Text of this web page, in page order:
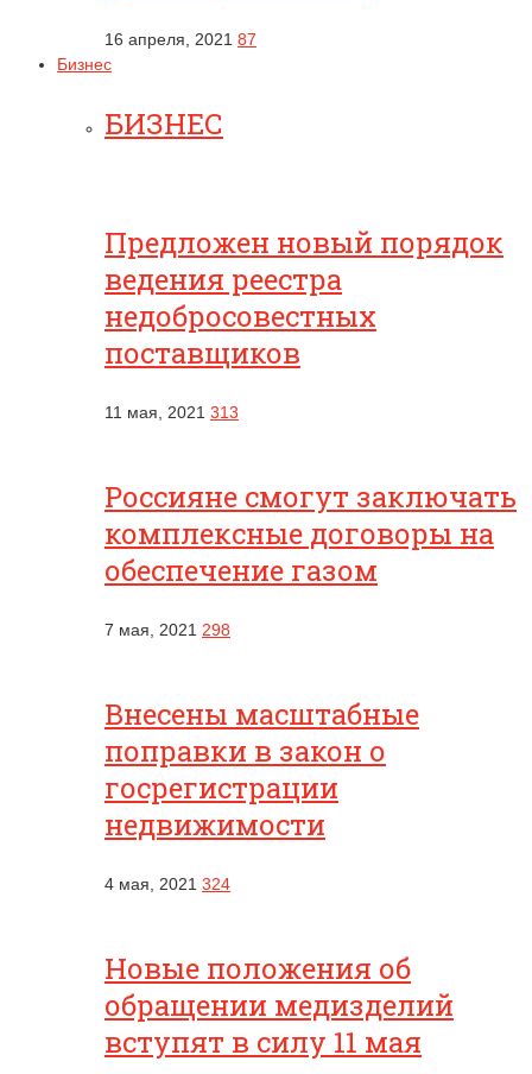
16 апреля, 2021 87
Бизнес
БИЗНЕС
Предложен новый порядок
ведения реестра
недобросовестных
поставщиков
11 мая, 2021 313
Россияне смогут заключать
комплексные договоры на
обеспечение газом
7 мая, 2021 298
Внесены масштабные
поправки в закон о
госрегистрации
недвижимости
4 мая, 2021 324
Новые положения об
обращении медизделий
вступят в силу 11 мая